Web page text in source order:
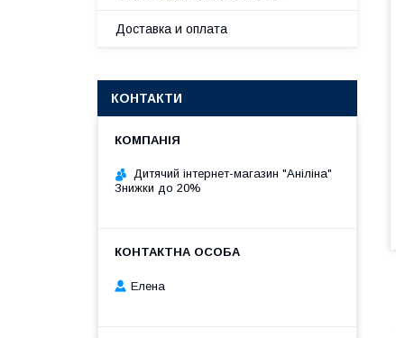
Доставка и оплата
КОНТАКТИ
Дитячий інтернет-магазин "Аніліна"
Знижки до 20%
Елена